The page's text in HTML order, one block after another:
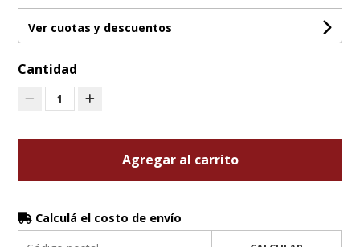
Ver cuotas y descuentos
Cantidad
1
Agregar al carrito
Calculá el costo de envío